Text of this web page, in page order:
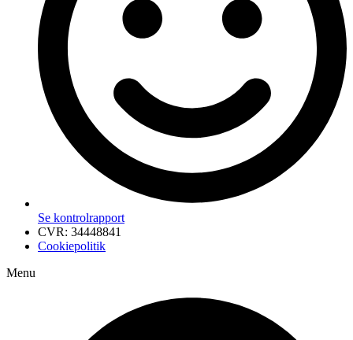
Se kontrolrapport
CVR: 34448841
Cookiepolitik
Menu